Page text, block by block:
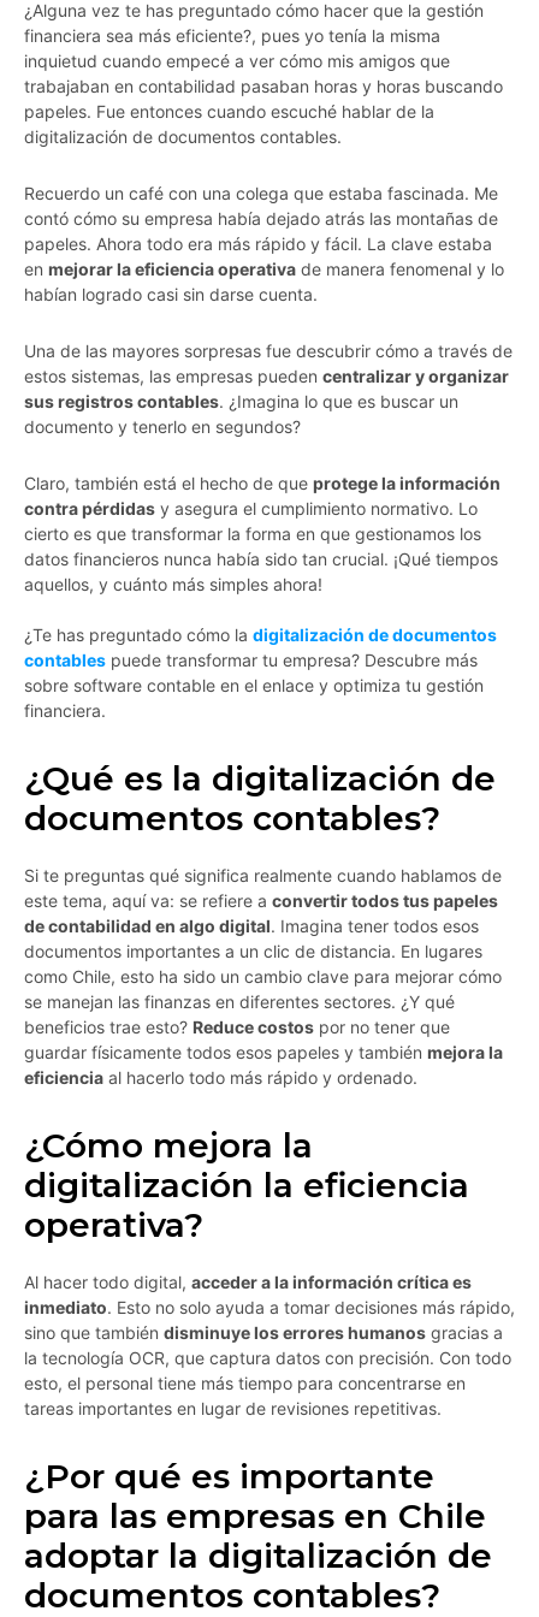
¿Alguna vez te has preguntado cómo hacer que la gestión
financiera sea más eficiente?, pues yo tenía la misma
inquietud cuando empecé a ver cómo mis amigos que
trabajaban en contabilidad pasaban horas y horas buscando
papeles. Fue entonces cuando escuché hablar de la
digitalización de documentos contables.
Recuerdo un café con una colega que estaba fascinada. Me
contó cómo su empresa había dejado atrás las montañas de
papeles. Ahora todo era más rápido y fácil. La clave estaba
en mejorar la eficiencia operativa de manera fenomenal y lo
habían logrado casi sin darse cuenta.
Una de las mayores sorpresas fue descubrir cómo a través de
estos sistemas, las empresas pueden centralizar y organizar
sus registros contables. ¿Imagina lo que es buscar un
documento y tenerlo en segundos?
Claro, también está el hecho de que protege la información
contra pérdidas y asegura el cumplimiento normativo. Lo
cierto es que transformar la forma en que gestionamos los
datos financieros nunca había sido tan crucial. ¡Qué tiempos
aquellos, y cuánto más simples ahora!
¿Te has preguntado cómo la digitalización de documentos
contables puede transformar tu empresa? Descubre más
sobre software contable en el enlace y optimiza tu gestión
financiera.
¿Qué es la digitalización de
documentos contables?
Si te preguntas qué significa realmente cuando hablamos de
este tema, aquí va: se refiere a convertir todos tus papeles
de contabilidad en algo digital. Imagina tener todos esos
documentos importantes a un clic de distancia. En lugares
como Chile, esto ha sido un cambio clave para mejorar cómo
se manejan las finanzas en diferentes sectores. ¿Y qué
beneficios trae esto? Reduce costos por no tener que
guardar físicamente todos esos papeles y también mejora la
eficiencia al hacerlo todo más rápido y ordenado.
¿Cómo mejora la
digitalización la eficiencia
operativa?
Al hacer todo digital, acceder a la información crítica es
inmediato. Esto no solo ayuda a tomar decisiones más rápido,
sino que también disminuye los errores humanos gracias a
la tecnología OCR, que captura datos con precisión. Con todo
esto, el personal tiene más tiempo para concentrarse en
tareas importantes en lugar de revisiones repetitivas.
¿Por qué es importante
para las empresas en Chile
adoptar la digitalización de
documentos contables?